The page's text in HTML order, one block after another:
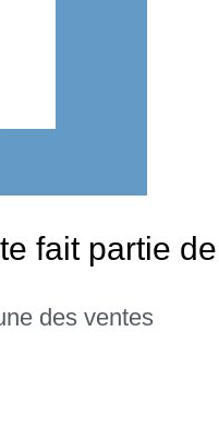
fait partie
des ventes